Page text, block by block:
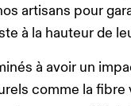
artisans pour
à la hauteur de
à avoir un
comme la